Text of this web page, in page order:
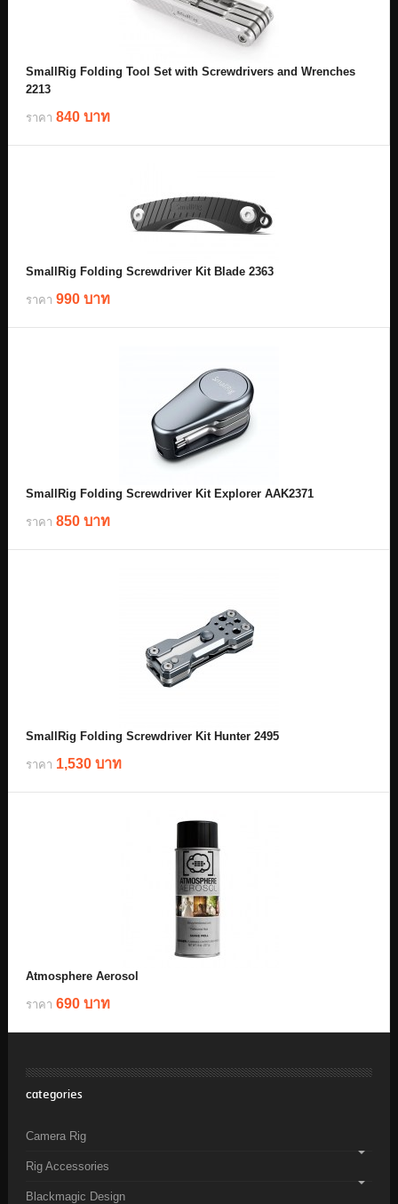
SmallRig Folding Tool Set with Screwdrivers and Wrenches
2213
ราคา 840 บาท
SmallRig Folding Screwdriver Kit Blade 2363
ราคา 990 บาท
SmallRig Folding Screwdriver Kit Explorer AAK2371
ราคา 850 บาท
SmallRig Folding Screwdriver Kit Hunter 2495
ราคา 1,530 บาท
Atmosphere Aerosol
ราคา 690 บาท
categories
Camera Rig
Rig Accessories
Blackmagic Design